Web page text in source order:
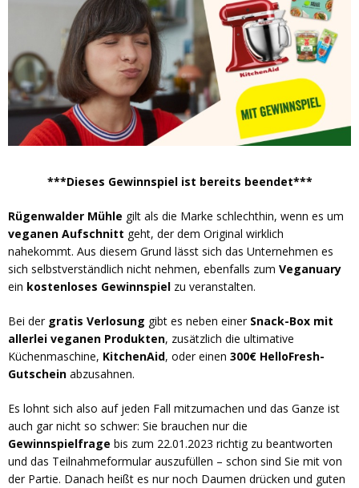
***Dieses Gewinnspiel ist bereits beendet***
Rügenwalder Mühle gilt als die Marke schlechthin, wenn es um
veganen Aufschnitt geht, der dem Original wirklich
nahekommt. Aus diesem Grund lässt sich das Unternehmen es
sich selbstverständlich nicht nehmen, ebenfalls zum Veganuary
ein kostenloses Gewinnspiel zu veranstalten.
Bei der gratis Verlosung gibt es neben einer Snack-Box mit
allerlei veganen Produkten, zusätzlich die ultimative
Küchenmaschine, KitchenAid, oder einen 300€ HelloFresh-
Gutschein abzusahnen.
Es lohnt sich also auf jeden Fall mitzumachen und das Ganze ist
auch gar nicht so schwer: Sie brauchen nur die
Gewinnspielfrage bis zum 22.01.2023 richtig zu beantworten
und das Teilnahmeformular auszufüllen – schon sind Sie mit von
der Partie. Danach heißt es nur noch Daumen drücken und guten